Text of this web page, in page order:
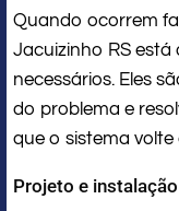
Quando ocorrem
Jacuizinho RS
necessários. Eles
do problema e
que o sistema
Projeto e